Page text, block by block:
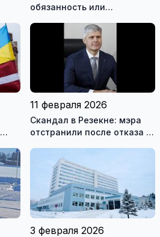
обязанность или
неё платят жители Риги и
Вильнюса
11 февраля 2026
Скандал в Резекне: мэра
отстранили после отказа в
3 февраля 2026